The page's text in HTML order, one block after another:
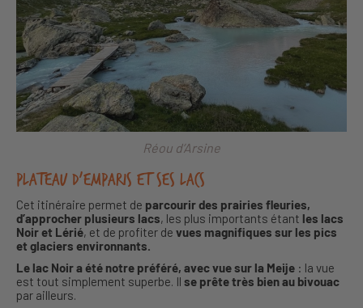
Réou d’Arsine
Plateau d’Emparis et ses lacs
Cet itinéraire permet de parcourir des prairies fleuries,
d’approcher plusieurs lacs, les plus importants étant les lacs
Noir et Lérié, et de profiter de vues magnifiques sur les pics
et glaciers environnants.
Le lac Noir a été notre préféré, avec vue sur la Meije : la vue
est tout simplement superbe. Il se prête très bien au bivouac
par ailleurs.